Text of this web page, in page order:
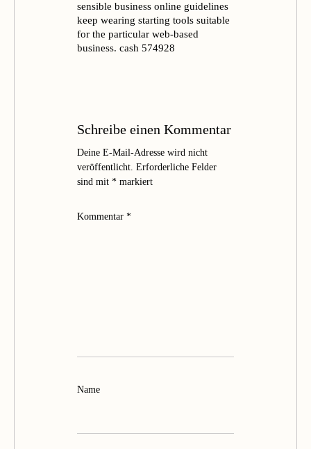
sensible business online guidelines
keep wearing starting tools suitable
for the particular web-based
business. cash 574928
Schreibe einen Kommentar
Deine E-Mail-Adresse wird nicht
veröffentlicht. Erforderliche Felder
sind mit * markiert
Kommentar *
Name